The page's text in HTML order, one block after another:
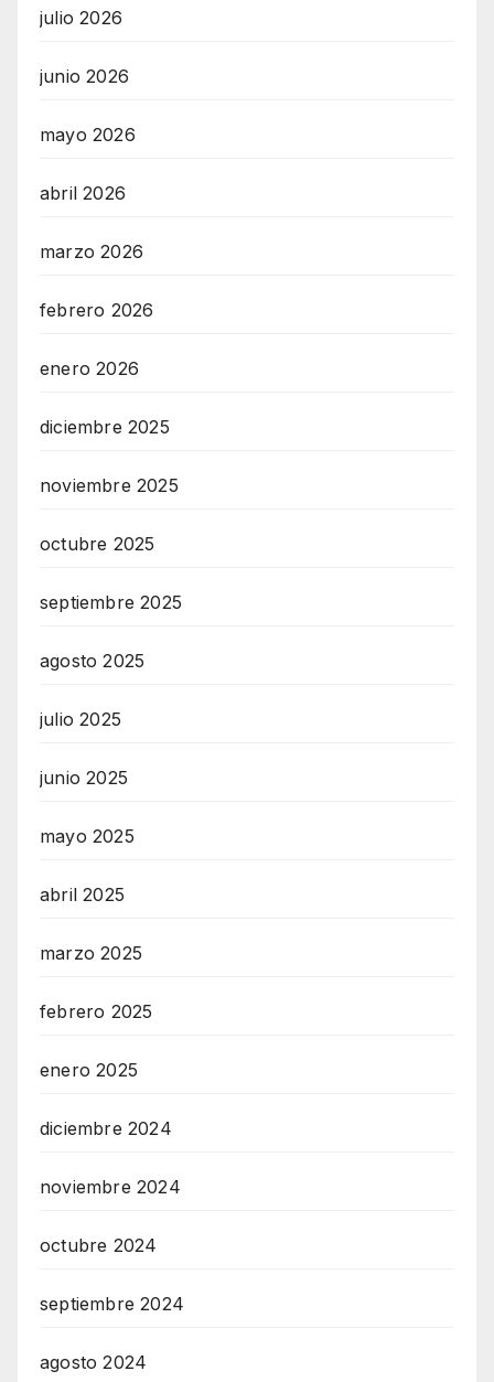
julio 2026
junio 2026
mayo 2026
abril 2026
marzo 2026
febrero 2026
enero 2026
diciembre 2025
noviembre 2025
octubre 2025
septiembre 2025
agosto 2025
julio 2025
junio 2025
mayo 2025
abril 2025
marzo 2025
febrero 2025
enero 2025
diciembre 2024
noviembre 2024
octubre 2024
septiembre 2024
agosto 2024